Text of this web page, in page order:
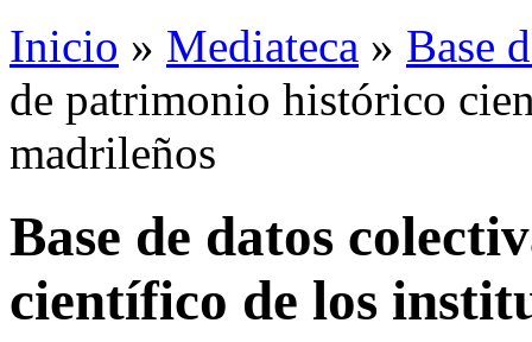
Inicio » Mediateca » Base
de patrimonio histórico
madrileños
Base de datos
científico de los